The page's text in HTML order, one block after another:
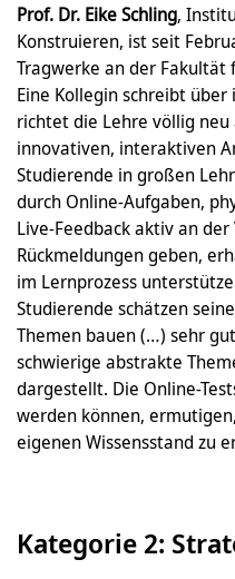
Prof. Dr. Eike Schling,
Konstruieren, ist seit
Tragwerke an der
Eine Kollegin schreibt
richtet die Lehre völlig
innovativen, interaktiven
Studierende in großen
durch Online-Aufgaben,
Live-Feedback aktiv an
Rückmeldungen geben,
im Lernprozess
Studierende schätzen
Themen bauen (…) sehr
schwierige abstrakte
dargestellt. Die Online-
werden können,
eigenen Wissensstand zu
Kategorie 2: